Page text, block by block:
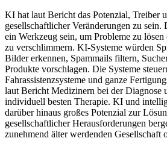
KI hat laut Bericht das Potenzial, Treiber
gesellschaftlicher Veränderungen zu
ein Werkzeug sein, um Probleme zu
zu verschlimmern. KI-Systeme würden
Bilder erkennen, Spammails filtern,
Produkte vorschlagen. Die Systeme
Fahrassistenzsysteme und ganze
laut Bericht Medizinern bei der Diagnose
individuell besten Therapie. KI und
darüber hinaus großes Potenzial zur
gesellschaftlicher Herausforderungen
zunehmend älter werdenden Gesellschaft